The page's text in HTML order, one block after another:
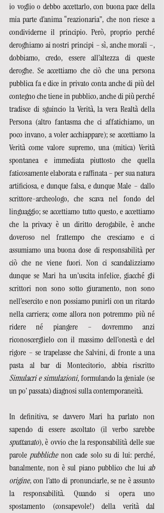
io voglio o debbo accettarlo, con buona pace della
mia parte d’anima “reazionaria”, che non riesce a
condividerne il principio. Però, proprio perché
deroghiamo ai nostri principi – sì, anche morali –,
dobbiamo, credo, essere all’altezza di queste
deroghe. Se accettiamo che ciò che una persona
pubblica fa e dice in privato conta anche di più del
contegno che tiene in pubblico, anche di più perché
tradisce di sguincio la Verità, la vera Realtà della
Persona (altro fantasma che ci affatichiamo, un
poco invano, a voler acchiappare); se accettiamo la
Verità come valore supremo, una (mitica) Verità
spontanea e immediata piuttosto che quella
faticosamente elaborata e raffinata – per sua natura
artificiosa, e dunque falsa, e dunque Male – dallo
scrittore-archeologo, che scava nel fondo del
linguaggio; se accettiamo tutto questo, e accettiamo
che la privacy è un diritto derogabile, è anche
doveroso nel frattempo che cresciamo e ci
assumiamo una buona dose di responsabilità per
ciò che ne viene fuori. Non ci scandalizziamo
dunque se Mari ha un’uscita infelice, giacché gli
scrittori non sono sotto giuramento, non sono
nell’esercito e non possiamo punirli con un ritardo
nella carriera; come allora non potremmo più né
ridere né piangere – dovremmo anzi
riconoscerglielo con il massimo dell’onestà e del
rigore – se trapelasse che Salvini, di fronte a una
Simulacri e simulazioni, formulando la geniale (se
un po’ passata) diagnosi sulla contemporaneità.
In definitiva, se davvero Mari ha parlato non
sputtanato), è ovvio che la responsabilità delle sue
parole pubbliche non cade solo su di lui: perché,
banalmente, non è sul piano pubblico che lui ab
origine, con l’atto di pronunciarle, se ne è assunto
la responsabilità. Quando si opera uno
spostamento (consapevole!) della verità dal